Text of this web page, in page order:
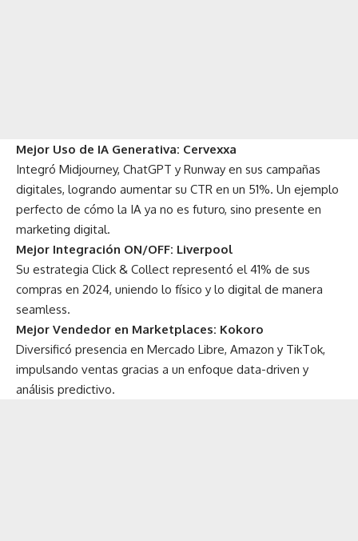
Mejor Uso de IA Generativa: Cervexxa
Integró Midjourney, ChatGPT y Runway en sus campañas
digitales, logrando aumentar su CTR en un 51%. Un ejemplo
perfecto de cómo la IA ya no es futuro, sino presente en
marketing digital.
Mejor Integración ON/OFF: Liverpool
Su estrategia Click & Collect representó el 41% de sus
compras en 2024, uniendo lo físico y lo digital de manera
seamless.
Mejor Vendedor en Marketplaces: Kokoro
Diversificó presencia en Mercado Libre, Amazon y TikTok,
impulsando ventas gracias a un enfoque data-driven y
análisis predictivo.